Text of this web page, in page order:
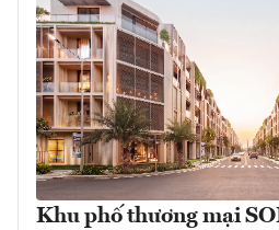
Khu phố thương mại